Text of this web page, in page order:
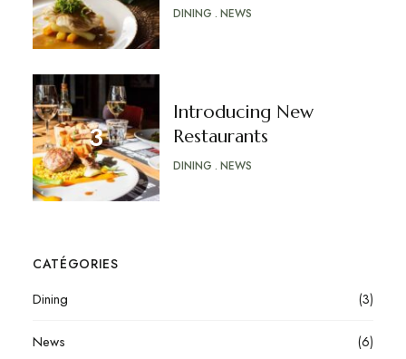
DINING NEWS
Introducing New
Restaurants
DINING NEWS
CATÉGORIES
Dining (3)
News (6)